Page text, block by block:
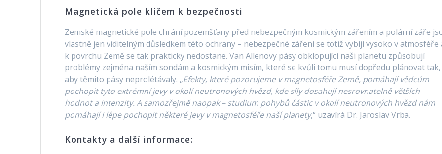
Magnetická pole klíčem k bezpečnosti
Zemské magnetické pole chrání pozemšťany před nebezpečným kosmickým zářením a polární záře
vlastně jen viditelným důsledkem této ochrany – nebezpečné záření se totiž vybíjí vysoko v atmosféře
k povrchu Země se tak prakticky nedostane. Van Allenovy pásy obklopující naši planetu způsobují
problémy zejména naším sondám a kosmickým misím, které se kvůli tomu musí dopředu plánovat tak,
aby těmito pásy neprolétávaly. „Efekty, které pozorujeme v magnetosféře Země, pomáhají vědcům
pochopit tyto extrémní jevy v okolí neutronových hvězd, kde síly dosahují nesrovnatelně větších
hodnot a intenzity. A samozřejmě naopak – studium pohybů částic v okolí neutronových hvězd nám
pomáhají i lépe pochopit některé jevy v magnetosféře naší planety,“ uzavírá Dr. Jaroslav Vrba.
Kontakty a další informace: